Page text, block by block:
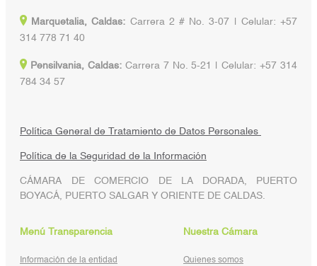
Marquetalia, Caldas: Carrera 2 # No. 3-07 | Celular: +57
314 778 71 40
Pensilvania, Caldas:Carrera 7 No. 5-21 | Celular: +57 314
784 34 57
Política General de Tratamiento de Datos Personales
Política de la Seguridad de la Información
CÁMARA DE COMERCIO DE LA DORADA, PUERTO
BOYACÁ, PUERTO SALGAR Y ORIENTE DE CALDAS.
Menú Transparencia
Información de la entidad
Nuestra Cámara
Quienes somos